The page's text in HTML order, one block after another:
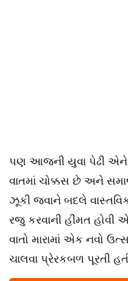
પણ આજની યુવા પેઢી
વાતમાં ચોક્કસ છે અને
ઝૂકી જવાને બદલે
રજુ કરવાની હીંમત હોવી
વાતો મારામાં એક નવો
ચાલવા પ્રેરકબળ પૂરતી